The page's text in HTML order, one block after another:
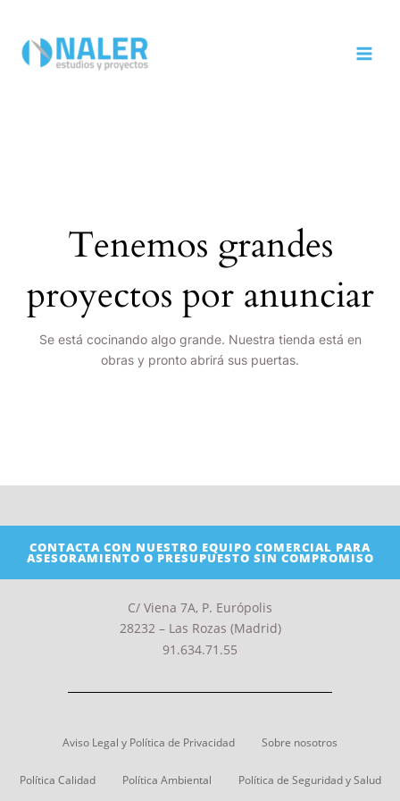
contenido
Tenemos grandes
proyectos por anunciar
Se está cocinando algo grande. Nuestra tienda está en
obras y pronto abrirá sus puertas.
CONTACTA CON NUESTRO EQUIPO COMERCIAL PARA
ASESORAMIENTO O PRESUPUESTO SIN COMPROMISO
C/ Viena 7A, P. Európolis
28232 – Las Rozas (Madrid)
91.634.71.55
Aviso Legal y Política de Privacidad Sobre nosotros
Política Calidad Política Ambiental Política de Seguridad y Salud